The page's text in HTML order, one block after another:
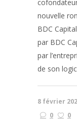
nouvelle
BDC
par BDC
par
de son
8 février
0
0